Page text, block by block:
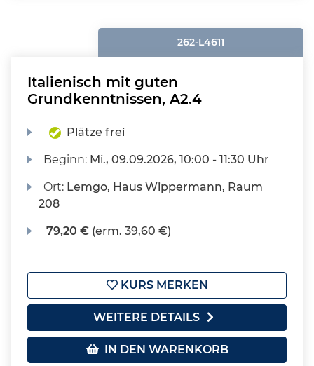
262-L4611
Italienisch mit guten
Grundkenntnissen, A2.4
Plätze frei
Beginn: Mi., 09.09.2026, 10:00 - 11:30 Uhr
Ort: Lemgo, Haus Wippermann, Raum
208
79,20 € (erm. 39,60 €)
KURS MERKEN
WEITERE DETAILS
IN DEN WARENKORB